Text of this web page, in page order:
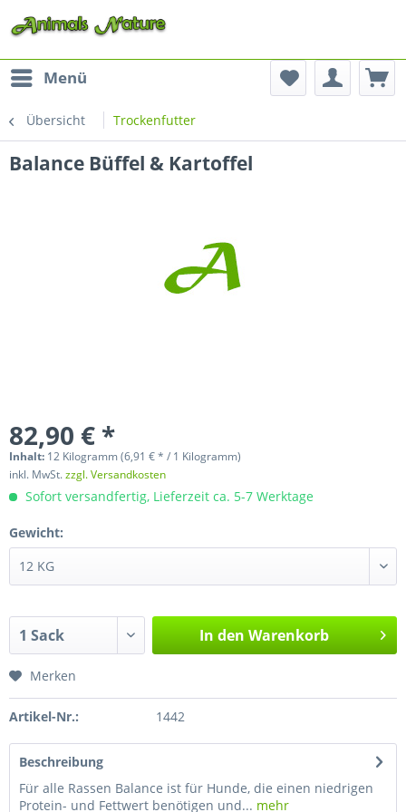
Menü
Übersicht Trockenfutter
Balance Büffel & Kartoffel
82,90 € *
Inhalt: 12 Kilogramm (6,91 € * / 1 Kilogramm)
inkl. MwSt.zzgl. Versandkosten
Sofort versandfertig, Lieferzeit ca. 5-7 Werktage
Gewicht:
In den Warenkorb
Merken
Artikel-Nr.: 1442
Beschreibung
Für alle Rassen Balance ist für Hunde, die einen niedrigen
Protein- und Fettwert benötigen und... mehr